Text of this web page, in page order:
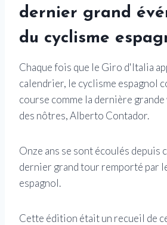
dernier grand
du cyclisme
Chaque fois que le Giro d'Italia
calendrier, le cyclisme espagnol
course comme la dernière
des nôtres, Alberto Contador.
Onze ans se sont écoulés depuis
dernier grand tour remporté par
espagnol.
Cette édition était un recueil de